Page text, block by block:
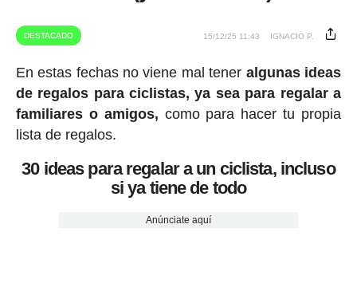
DESTACADO 15/12/25 11:43 IGNACIO P.
En estas fechas no viene mal tener algunas ideas
de regalos para ciclistas, ya sea para regalar a
familiares o amigos, como para hacer tu propia
lista de regalos.
30 ideas para regalar a un ciclista, incluso
si ya tiene de todo
Anúnciate aquí